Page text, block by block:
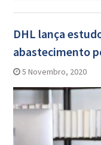
DHL lança
abastecimento
5 Novembro, 2020